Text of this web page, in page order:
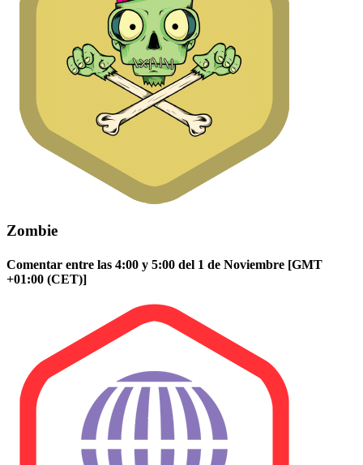
Zombie
Comentar entre las 4:00 y 5:00 del 1 de Noviembre [GMT
+01:00 (CET)]